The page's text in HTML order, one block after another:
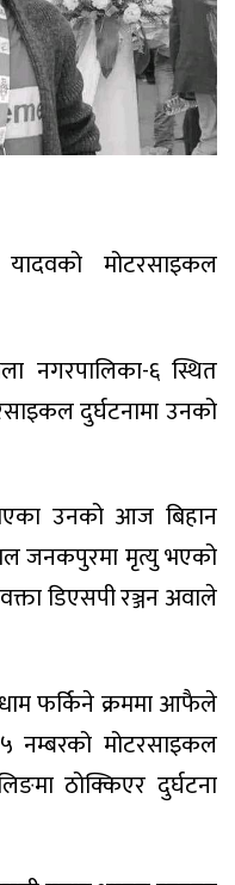
मोटरसाइकल
नगरपालिका-६ स्थित
दुर्घटनामा उनको
उनको आज बिहान
जनकपुरमा मृत्यु भएको
डिएसपी रञ्जन अवाले
फर्किने क्रममा आफैले
नम्बरको मोटरसाइकल
ठोक्किएर दुर्घटना